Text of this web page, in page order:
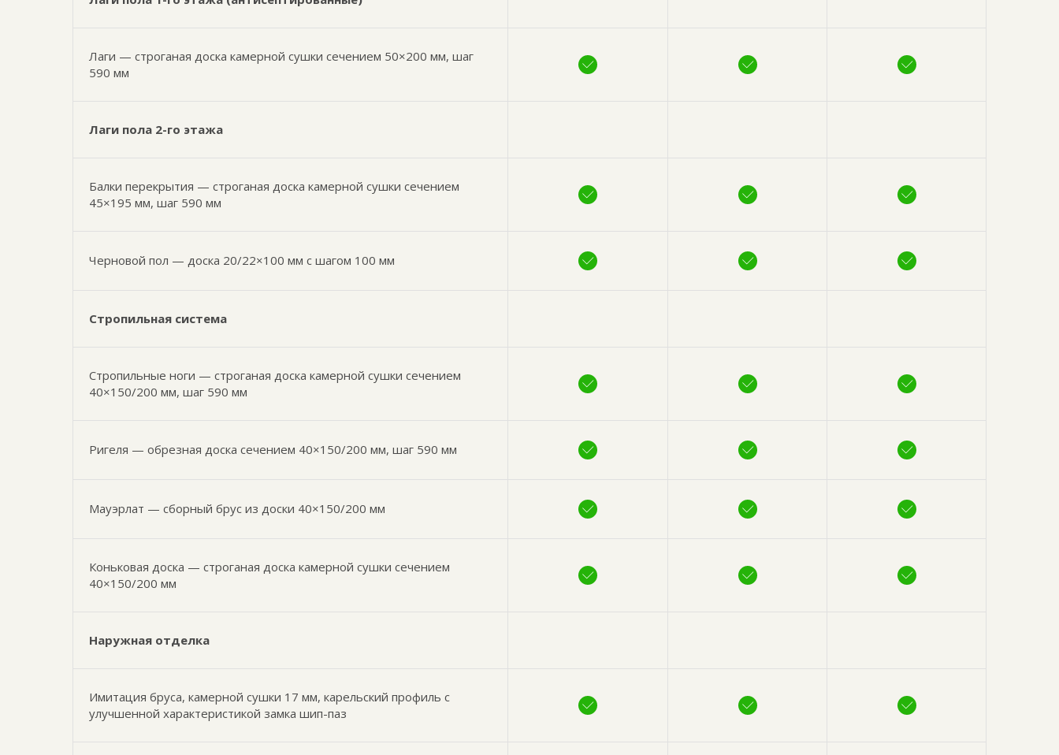
Лаги — строганая доска камерной сушки сечением 50×200 мм, шаг
590 мм
Лаги пола 2-го этажа
Балки перекрытия — строганая доска камерной сушки сечением
45×195 мм, шаг 590 мм
Черновой пол — доска 20/22×100 мм с шагом 100 мм
Стропильная система
Стропильные ноги — строганая доска камерной сушки сечением
40×150/200 мм, шаг 590 мм
Ригеля — обрезная доска сечением 40×150/200 мм, шаг 590 мм
Мауэрлат — сборный брус из доски 40×150/200 мм
Коньковая доска — строганая доска камерной сушки сечением
40×150/200 мм
Наружная отделка
Имитация бруса, камерной сушки 17 мм, карельский профиль с
улучшенной характеристикой замка шип-паз